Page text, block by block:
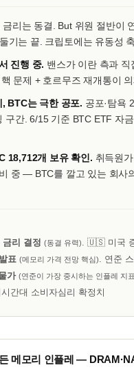
금리는 동결. But 위원 절반이
기는 끝. 크립토에는 유동성
진행 중. 밴스가 이란 측과 직
문제 + 호르무즈 재개통이 의
BTC는 극한 공포. 공포·탐욕
구간. 6/15 기준 BTC ETF 자
18,712개 보유 확인. 취득원
중 — BTC를 깔고 있는 회사
금리 결정 (동결 유력). 🇺🇸 미국
표 (메모리 가격 전망 핵심). 연준
가 (연준이 가장 중시하는 인플레 지
간대 소비자심리 확정치
메모리 인플레 —